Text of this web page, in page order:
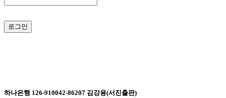
하나은행 126-910042-86207 김강용(서진출판)